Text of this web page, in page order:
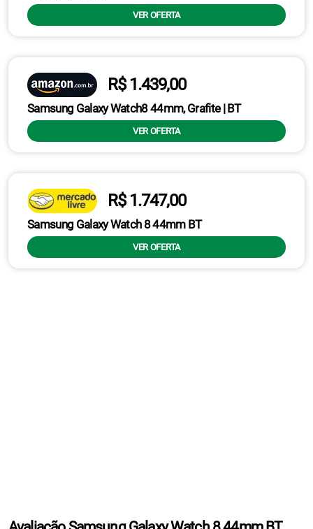
VER OFERTA
R$ 1.439,00
Samsung Galaxy Watch8 44mm, Grafite | BT
VER OFERTA
R$ 1.747,00
Samsung Galaxy Watch 8 44mm BT
VER OFERTA